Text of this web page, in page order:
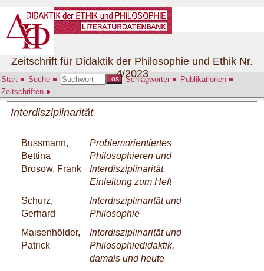
Start Suche Los! Schlagwörter
Publikationen
Zeitschriften
Zeitschrift für Didaktik der Philosophie und Ethik Nr.
4/2023
Interdisziplinarität
Bussmann,
Bettina
Brosow, Frank
Problemorientiertes
Philosophieren und
Interdisziplinarität.
Einleitung zum Heft
Schurz,
Gerhard
Interdisziplinarität und
Philosophie
Maisenhölder,
Patrick
Interdisziplinarität und
Philosophiedidaktik,
damals und heute